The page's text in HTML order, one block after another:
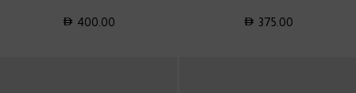
375.00
400.00